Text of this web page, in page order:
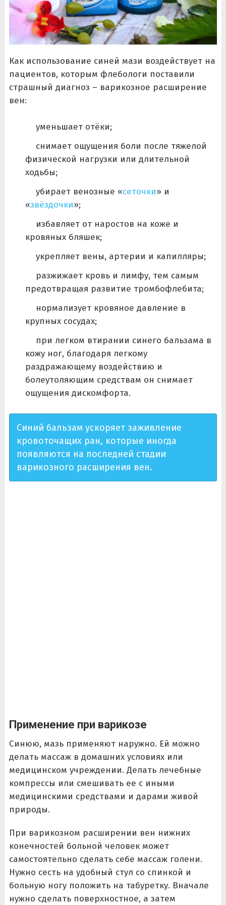
Как использование синей мази воздействует на
пациентов, которым флебологи поставили
страшный диагноз – варикозное расширение
вен:
уменьшает отёки;
снимает ощущения боли после тяжелой
физической нагрузки или длительной
ходьбы;
убирает венозные «сеточки» и
«звёздочки»;
избавляет от наростов на коже и
кровяных бляшек;
укрепляет вены, артерии и капилляры;
разжижает кровь и лимфу, тем самым
предотвращая развитие тромбофлебита;
нормализует кровяное давление в
крупных сосудах;
при легком втирании синего бальзама в
кожу ног, благодаря легкому
раздражающему воздействию и
болеутоляющим средствам он снимает
ощущения дискомфорта.
Синий бальзам ускоряет заживление
кровоточащих ран, которые иногда
появляются на последней стадии
варикозного расширения вен.
Применение при варикозе
Синюю, мазь применяют наружно. Ей можно
делать массаж в домашних условиях или
медицинском учреждении. Делать лечебные
компрессы или смешивать ее с иными
медицинскими средствами и дарами живой
природы.
При варикозном расширении вен нижних
конечностей больной человек может
самостоятельно сделать себе массаж голени.
Нужно сесть на удобный стул со спинкой и
больную ногу положить на табуретку. Вначале
нужно сделать поверхностное, а затем